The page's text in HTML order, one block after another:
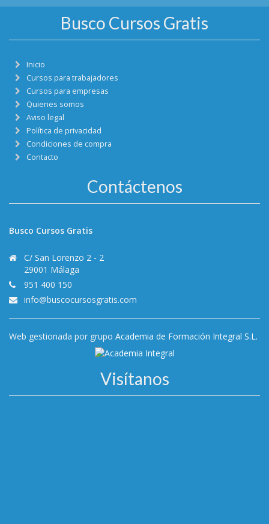
Busco Cursos Gratis
Inicio
Cursos para trabajadores
Cursos para empresas
Quienes somos
Aviso legal
Política de privacidad
Condiciones de compra
Contacto
Contáctenos
Busco Cursos Gratis
C/ San Lorenzo 2 - 2
29001 Málaga
951 400 150
info@buscocursosgratis.com
Web gestionada por grupo Academia de Formación Integral S.L.
Visítanos